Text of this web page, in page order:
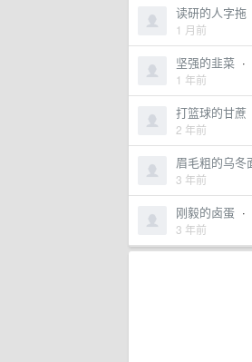
读研的人字拖
1 月前
坚强的韭菜 ·
1 年前
打篮球的甘蔗
2 年前
眉毛粗的乌冬
3 年前
刚毅的卤蛋 ·
3 年前